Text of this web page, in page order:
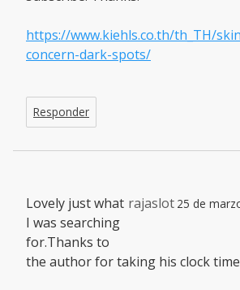
https://www.kiehls.co.th/th_TH/
concern-dark-spots/
Responder
rajaslot 25 de
Lovely just what
I was searching
for.Thanks to
the author for taking his clock